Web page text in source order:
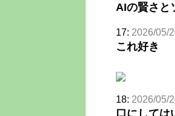
AIの賢さと
17: 2026/05/
これ好き
18: 2026/05/